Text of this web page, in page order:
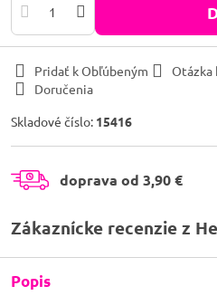
Pridať k Obľúbeným Otázka
Doručenia
Skladové číslo: 15416
doprava od 3,90 €
Zákaznícke recenzie z
Popis